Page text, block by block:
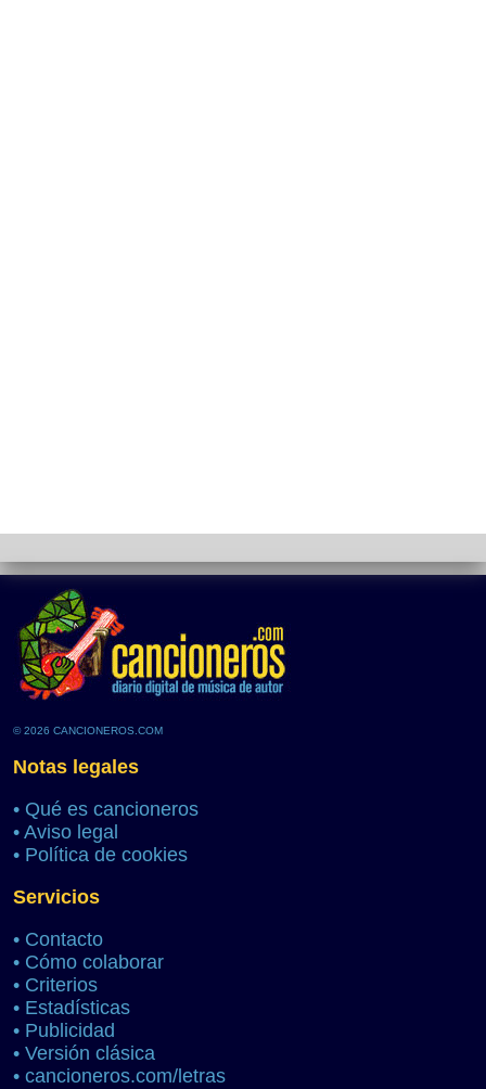
© 2026 CANCIONEROS.COM
Notas legales
• Qué es cancioneros
• Aviso legal
• Política de cookies
Servicios
• Contacto
• Cómo colaborar
• Criterios
• Estadísticas
• Publicidad
• Versión clásica
• cancioneros.com/letras